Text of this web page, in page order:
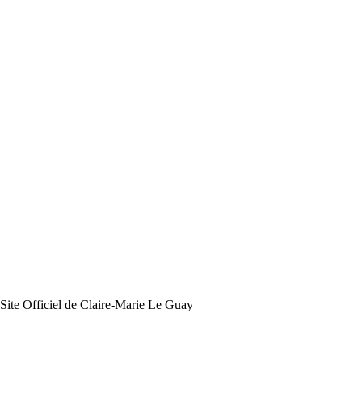
Site Officiel de Claire-Marie Le Guay